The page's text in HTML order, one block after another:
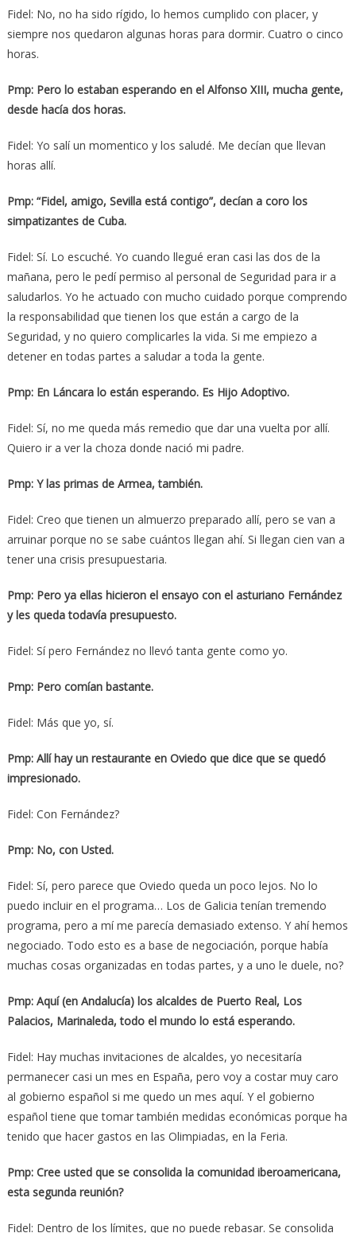
Fidel: No, no ha sido rígido, lo hemos cumplido con placer, y
siempre nos quedaron algunas horas para dormir. Cuatro o cinco
horas.
Pmp: Pero lo estaban esperando en el Alfonso XIII, mucha gente,
desde hacía dos horas.
Fidel: Yo salí un momentico y los saludé. Me decían que llevan
horas allí.
Pmp: “Fidel, amigo, Sevilla está contigo”, decían a coro los
simpatizantes de Cuba.
Fidel: Sí. Lo escuché. Yo cuando llegué eran casi las dos de la
mañana, pero le pedí permiso al personal de Seguridad para ir a
saludarlos. Yo he actuado con mucho cuidado porque comprendo
la responsabilidad que tienen los que están a cargo de la
Seguridad, y no quiero complicarles la vida. Si me empiezo a
detener en todas partes a saludar a toda la gente.
Pmp: En Láncara lo están esperando. Es Hijo Adoptivo.
Fidel: Sí, no me queda más remedio que dar una vuelta por allí.
Quiero ir a ver la choza donde nació mi padre.
Pmp: Y las primas de Armea, también.
Fidel: Creo que tienen un almuerzo preparado allí, pero se van a
arruinar porque no se sabe cuántos llegan ahí. Si llegan cien van a
tener una crisis presupuestaria.
Pmp: Pero ya ellas hicieron el ensayo con el asturiano Fernández
y les queda todavía presupuesto.
Fidel: Sí pero Fernández no llevó tanta gente como yo.
Pmp: Pero comían bastante.
Fidel: Más que yo, sí.
Pmp: Allí hay un restaurante en Oviedo que dice que se quedó
impresionado.
Fidel: Con Fernández?
Pmp: No, con Usted.
Fidel: Sí, pero parece que Oviedo queda un poco lejos. No lo
puedo incluir en el programa… Los de Galicia tenían tremendo
programa, pero a mí me parecía demasiado extenso. Y ahí hemos
negociado. Todo esto es a base de negociación, porque había
muchas cosas organizadas en todas partes, y a uno le duele, no?
Pmp: Aquí (en Andalucía) los alcaldes de Puerto Real, Los
Palacios, Marinaleda, todo el mundo lo está esperando.
Fidel: Hay muchas invitaciones de alcaldes, yo necesitaría
permanecer casi un mes en España, pero voy a costar muy caro
al gobierno español si me quedo un mes aquí. Y el gobierno
español tiene que tomar también medidas económicas porque ha
tenido que hacer gastos en las Olimpiadas, en la Feria.
Pmp: Cree usted que se consolida la comunidad iberoamericana,
esta segunda reunión?
Fidel: Dentro de los límites, que no puede rebasar. Se consolida